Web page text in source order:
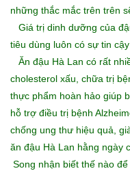
những thắc mắc trên trên
Giá trị dinh dưỡng của
tiêu dùng luôn có sự tin
Ăn đậu Hà Lan có rất
cholesterol xấu, chữa trị
thực phẩm hoàn hảo giúp
hỗ trợ điều trị bệnh
chống ung thư hiệu quả,
ăn đậu Hà Lan hằng ngày
Song nhận biết thế nào để